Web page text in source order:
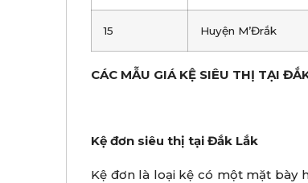
15 Huyện M’Đrắk
CÁC MẪU GIÁ KỆ SIÊU THỊ TẠI
Kệ đơn siêu thị tại Đắk Lắk
Kệ đơn là loại kệ có một mặt bày